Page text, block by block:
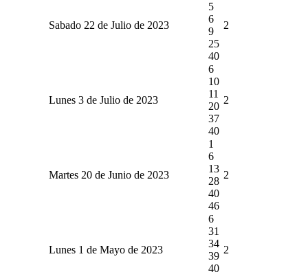
Sabado 22 de Julio de 2023
5
6
9
25
40
2
Lunes 3 de Julio de 2023
6
10
11
20
37
40
2
Martes 20 de Junio de 2023
1
6
13
28
40
46
2
Lunes 1 de Mayo de 2023
6
31
34
39
40
2